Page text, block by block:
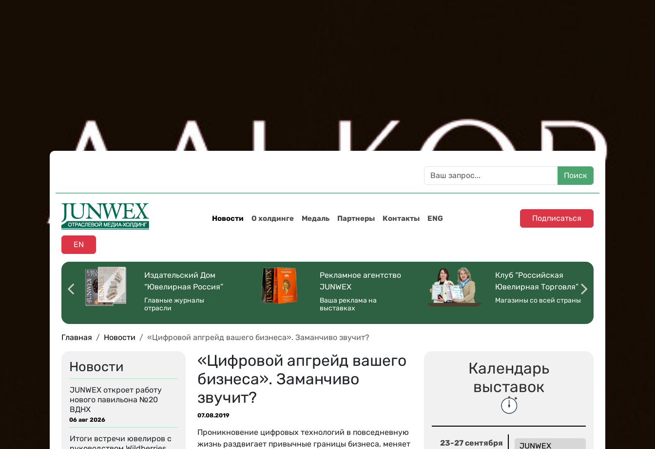
Новости О холдинге Медаль Партнеры Контакты ENG Подписаться
EN
Издательский Дом
“Ювелирная Россия”
Главные журналы
отрасли
Рекламное агентство
JUNWEX
Ваша реклама на
выставках
Клуб “Российская
Ювелирная Торговля”
Магазины со всей страны
Главная Новости «Цифровой апгрейд вашего бизнеса». Заманчиво звучит?
Новости
JUNWEX откроет работу
нового павильона №20
ВДНХ
06 авг 2026
Итоги встречи ювелиров с
«Цифровой апгрейд вашего
бизнеса». Заманчиво
звучит?
07.08.2019
Проникновение цифровых технологий в повседневную
жизнь раздвигает привычные границы бизнеса, меняет
Календарь
выставок
23-27 сентября
JUNWEX